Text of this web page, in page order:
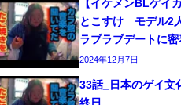
【イケメンBLゲイ
とこすけ モデル2
ラブラブデートに密
2024年12月7日
33話_日本のゲイ文
終日